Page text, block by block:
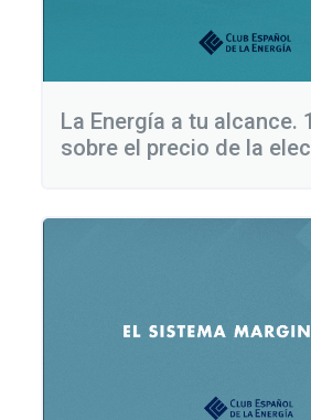
La Energía a tu alcance.
sobre el precio de la